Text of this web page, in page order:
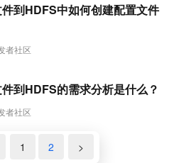
者社区
到HDFS中如何创建配置文件
者社区
到HDFS的需求分析是什么？
1 2 >